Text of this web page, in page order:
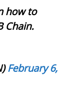
how to
Chain.
February 6,